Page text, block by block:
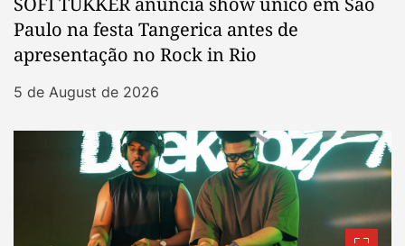
Paulo na festa Tangerica antes de
apresentação no Rock in Rio
5 de August de 2026